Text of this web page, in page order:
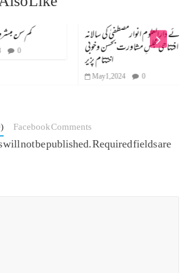
کم
0
شاخہائے دارالعلوم انوارمصطفیٰ کی سالانہ
افتتاحی مجلسِ مشاورت بحسن وخوبی
اختتام پزیر
May 1, 2024 0
Facebook Comments
will not be published.Required fields are